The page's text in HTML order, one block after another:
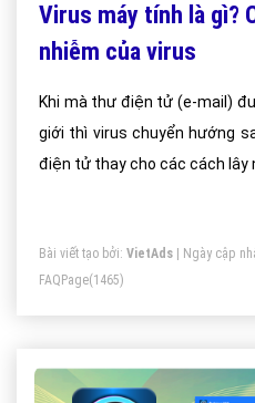
Virus máy tính là gì?
nhiễm của virus
Khi mà thư điện tử (e-mail)
giới thì virus chuyển hướng
điện tử thay cho các cách lây
Bài viết tạo bởi: VietAds | Ngày cập
FAQPage(1465)